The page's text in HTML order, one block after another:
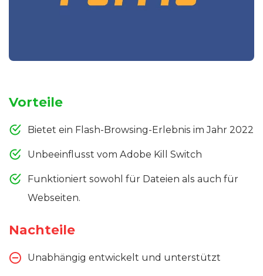
Vorteile
Bietet ein Flash-Browsing-Erlebnis im Jahr 2022
Unbeeinflusst vom Adobe Kill Switch
Funktioniert sowohl für Dateien als auch für
Webseiten.
Nachteile
Unabhängig entwickelt und unterstützt